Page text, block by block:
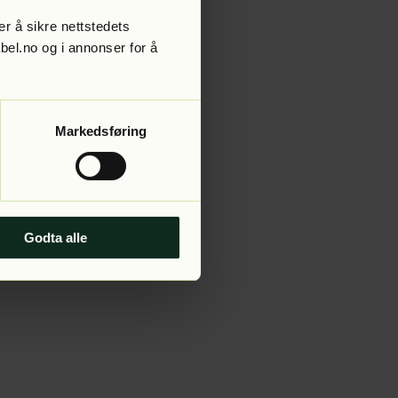
å sikre nettstedets
og i annonser for å
Markedsføring
Godta alle